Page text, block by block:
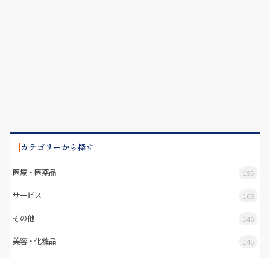
カテゴリーから探す
医療・医薬品 196
サービス 168
その他 146
美容・化粧品 145